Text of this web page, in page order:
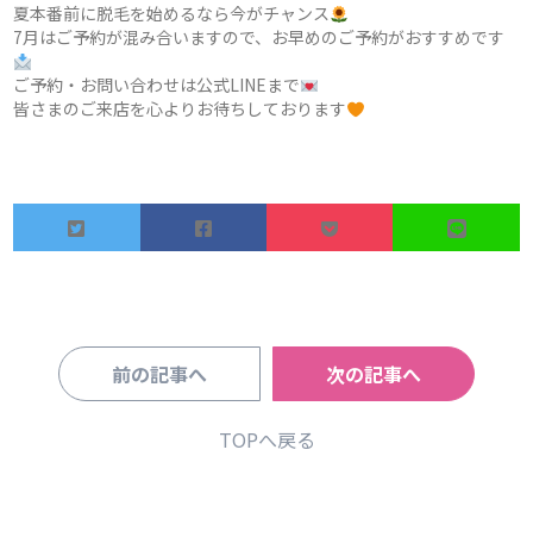
夏本番前に脱毛を始めるなら今がチャンス
7月はご予約が混み合いますので、お早めのご予約がおすすめです
ご予約・お問い合わせは公式LINEまで
皆さまのご来店を心よりお待ちしております
前の記事へ 次の記事へ
TOPへ戻る